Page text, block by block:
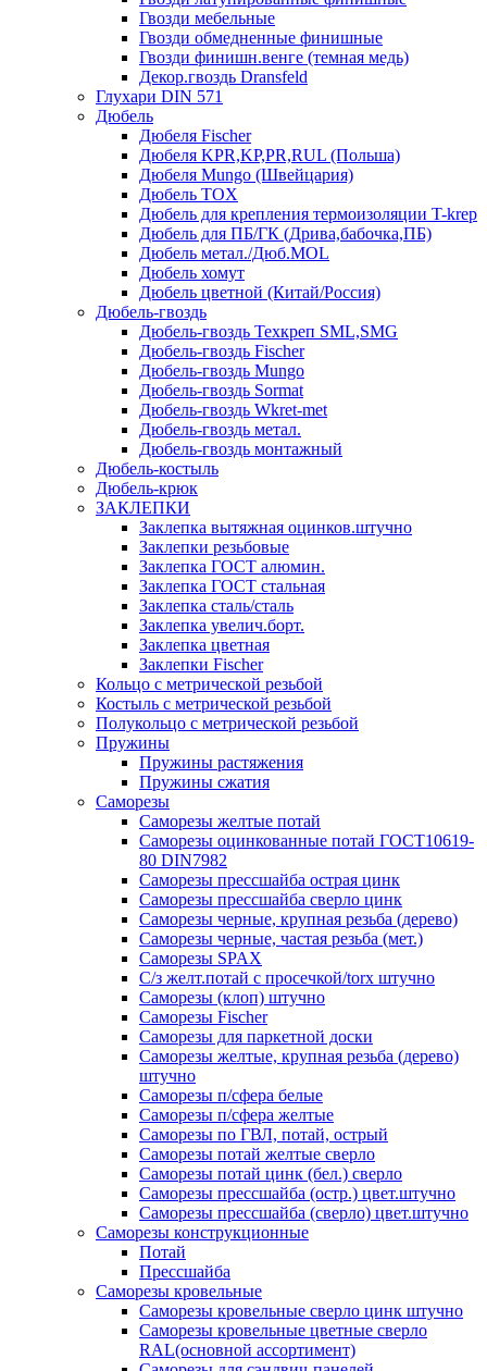
Гвозди мебельные
Гвозди обмедненные финишные
Гвозди финишн.венге (темная медь)
Декор.гвоздь Dransfeld
Глухари DIN 571
Дюбель
Дюбеля Fischer
Дюбеля KPR,KP,PR,RUL (Польша)
Дюбеля Mungo (Швейцария)
Дюбель TOX
Дюбель для крепления термоизоляции T-krep
Дюбель для ПБ/ГК (Дрива,бабочка,ПБ)
Дюбель метал./Дюб.MOL
Дюбель хомут
Дюбель цветной (Китай/Россия)
Дюбель-гвоздь
Дюбель-гвоздь Техкреп SML,SMG
Дюбель-гвоздь Fischer
Дюбель-гвоздь Mungo
Дюбель-гвоздь Sormat
Дюбель-гвоздь Wkret-met
Дюбель-гвоздь метал.
Дюбель-гвоздь монтажный
Дюбель-костыль
Дюбель-крюк
ЗАКЛЕПКИ
Заклепка вытяжная оцинков.штучно
Заклепки резьбовые
Заклепка ГОСТ алюмин.
Заклепка ГОСТ стальная
Заклепка сталь/сталь
Заклепка увелич.борт.
Заклепка цветная
Заклепки Fischer
Кольцо с метрической резьбой
Костыль с метрической резьбой
Полукольцо с метрической резьбой
Пружины
Пружины растяжения
Пружины сжатия
Саморезы
Саморезы желтые потай
Саморезы оцинкованные потай ГОСТ10619-
80 DIN7982
Саморезы прессшайба острая цинк
Саморезы прессшайба сверло цинк
Саморезы черные, крупная резьба (дерево)
Саморезы черные, частая резьба (мет.)
Cаморезы SPAX
С/з желт.потай с просечкой/torx штучно
Саморезы (клоп) штучно
Саморезы Fischer
Саморезы для паркетной доски
Саморезы желтые, крупная резьба (дерево)
штучно
Саморезы п/сфера белые
Саморезы п/сфера желтые
Саморезы по ГВЛ, потай, острый
Саморезы потай желтые сверло
Саморезы потай цинк (бел.) сверло
Саморезы прессшайба (остр.) цвет.штучно
Саморезы прессшайба (сверло) цвет.штучно
Саморезы конструкционные
Потай
Прессшайба
Саморезы кровельные
Саморезы кровельные сверло цинк штучно
Саморезы кровельные цветные сверло
RAL(основной ассортимент)